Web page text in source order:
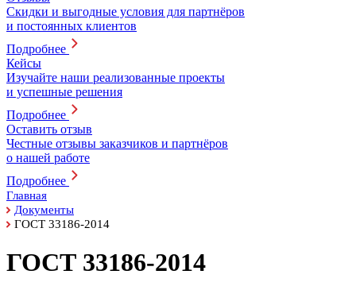
Скидки и выгодные условия для партнёров
и постоянных клиентов
Подробнее
Кейсы
Изучайте наши реализованные проекты
и успешные решения
Подробнее
Оставить отзыв
Честные отзывы заказчиков и партнёров
о нашей работе
Подробнее
Главная
Документы
ГОСТ 33186-2014
ГОСТ 33186-2014